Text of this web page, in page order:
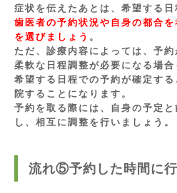
症状を伝えたあとは、希望する日
歯医者の予約状況や自身の都合
を選びましょう 。
ただ、診療内容によっては、予約
柔軟な日程調整が必要になる場合
希望する日程での予約が確定す
院することになります。
予約を取る際には、自身の予定
し、相互に調整を行いましょう。
流れ⑤予約した時間に行